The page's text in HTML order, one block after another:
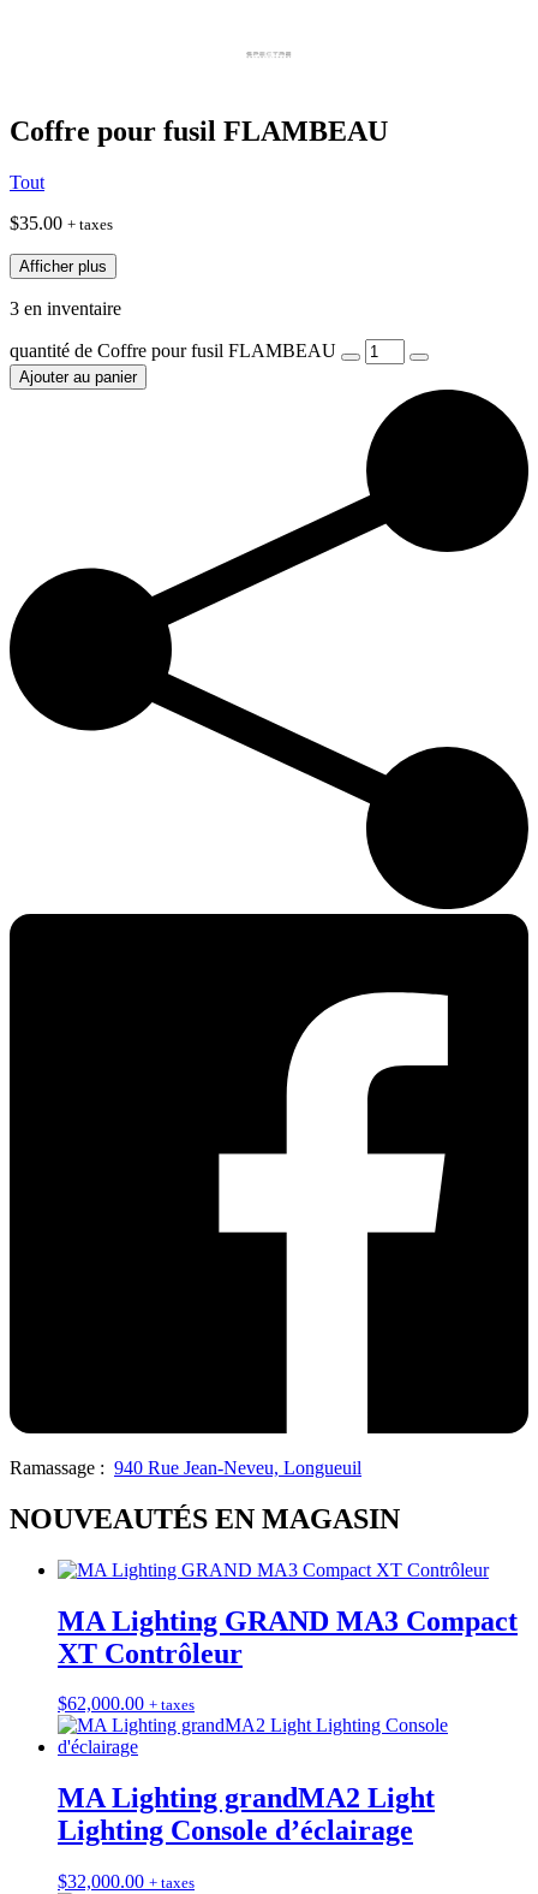
Coffre pour fusil FLAMBEAU
Tout
$35.00 + taxes
Afficher plus
3 en inventaire
quantité de Coffre pour fusil FLAMBEAU
Ajouter au panier
Ramassage : 940 Rue Jean-Neveu, Longueuil
NOUVEAUTÉS EN MAGASIN
MA Lighting GRAND MA3 Compact
XT Contrôleur
$62,000.00 + taxes
MA Lighting grandMA2 Light
Lighting Console d’éclairage
$32,000.00 + taxes